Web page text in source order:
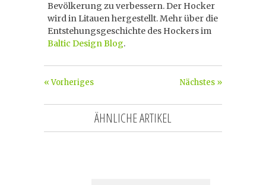
Bevölkerung zu verbessern. Der Hocker
wird in Litauen hergestellt. Mehr über die
Entstehungsgeschichte des Hockers im
Baltic Design Blog.
Nächstes »
« Vorheriges
ÄHNLICHE ARTIKEL